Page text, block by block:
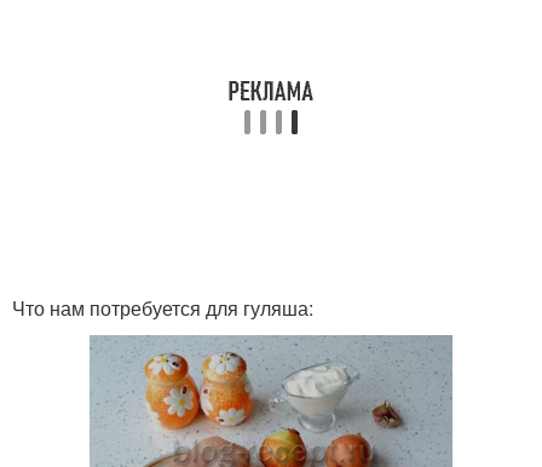
Что нам потребуется для гуляша: